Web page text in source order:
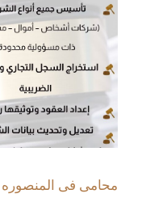
محامى فى المنصوره